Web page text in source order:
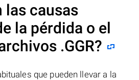
las causas
la pérdida o el
.GGR?
que pueden llevar a la